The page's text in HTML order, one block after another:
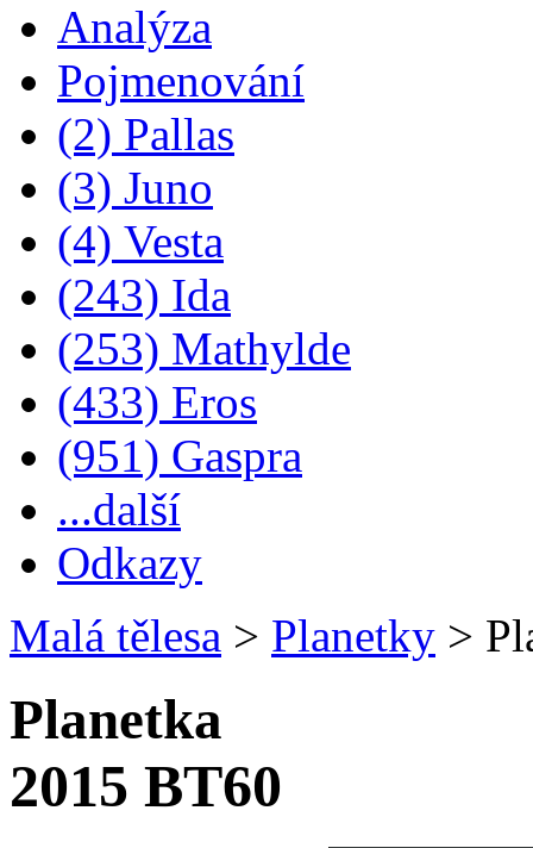
Analýza
Pojmenování
(2) Pallas
(3) Juno
(4) Vesta
(243) Ida
(253) Mathylde
(433) Eros
(951) Gaspra
...další
Odkazy
Malá tělesa > Planetky >
Planetka
2015 BT60